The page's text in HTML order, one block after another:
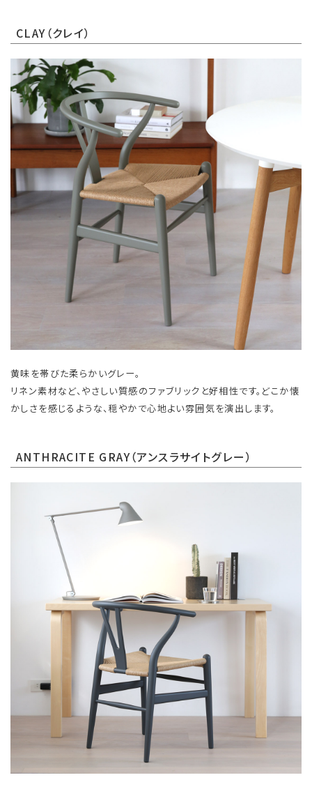
CLAY（クレイ）
黄味を帯びた柔らかいグレー。
リネン素材など、やさしい質感のファブリックと好相性です。どこか懐
かしさを感じるような、穏やかで心地よい雰囲気を演出します。
ANTHRACITE GRAY（アンスラサイトグレー）